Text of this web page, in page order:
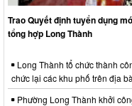
Trao Quyết định tuyển dụng
tổng hợp Long Thành
Long Thành tổ chức thành
chức lại các khu phố trên địa
Phường Long Thành khởi